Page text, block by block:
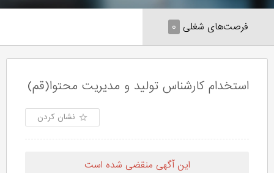
فرصت‌های شغلی ۰
استخدام کارشناس تولید و مدیریت محتوا(قم)
نشان کردن
این آگهی منقضی شده است